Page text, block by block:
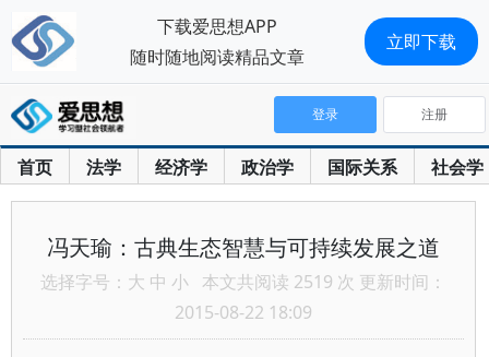
首页 法学 经济学 政治学 国际关系 社会学
登录 注册
冯天瑜：古典生态智慧与可持续发展之道
选择字号： 大 中 小 本文共阅读 2519 次 更新时间：
2015-08-22 18:09
下载爱思想APP
随时随地阅读精品文章
立即下载